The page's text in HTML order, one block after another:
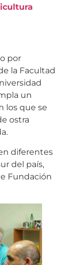
por
la Facultad
un
los que se
ostra
diferentes
del país,
Fundación